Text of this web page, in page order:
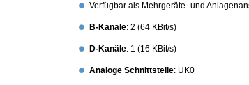
Verfügbar als Mehrgeräte- und
B-Kanäle: 2 (64 KBit/s)
D-Kanäle: 1 (16 KBit/s)
Analoge Schnittstelle: UK0